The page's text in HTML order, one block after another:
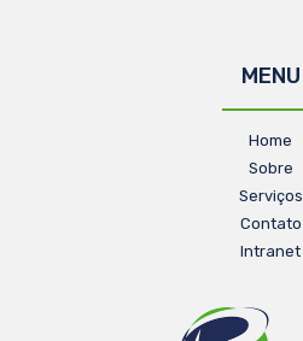
MENU
Home
Sobre
Serviços
Contato
Intranet